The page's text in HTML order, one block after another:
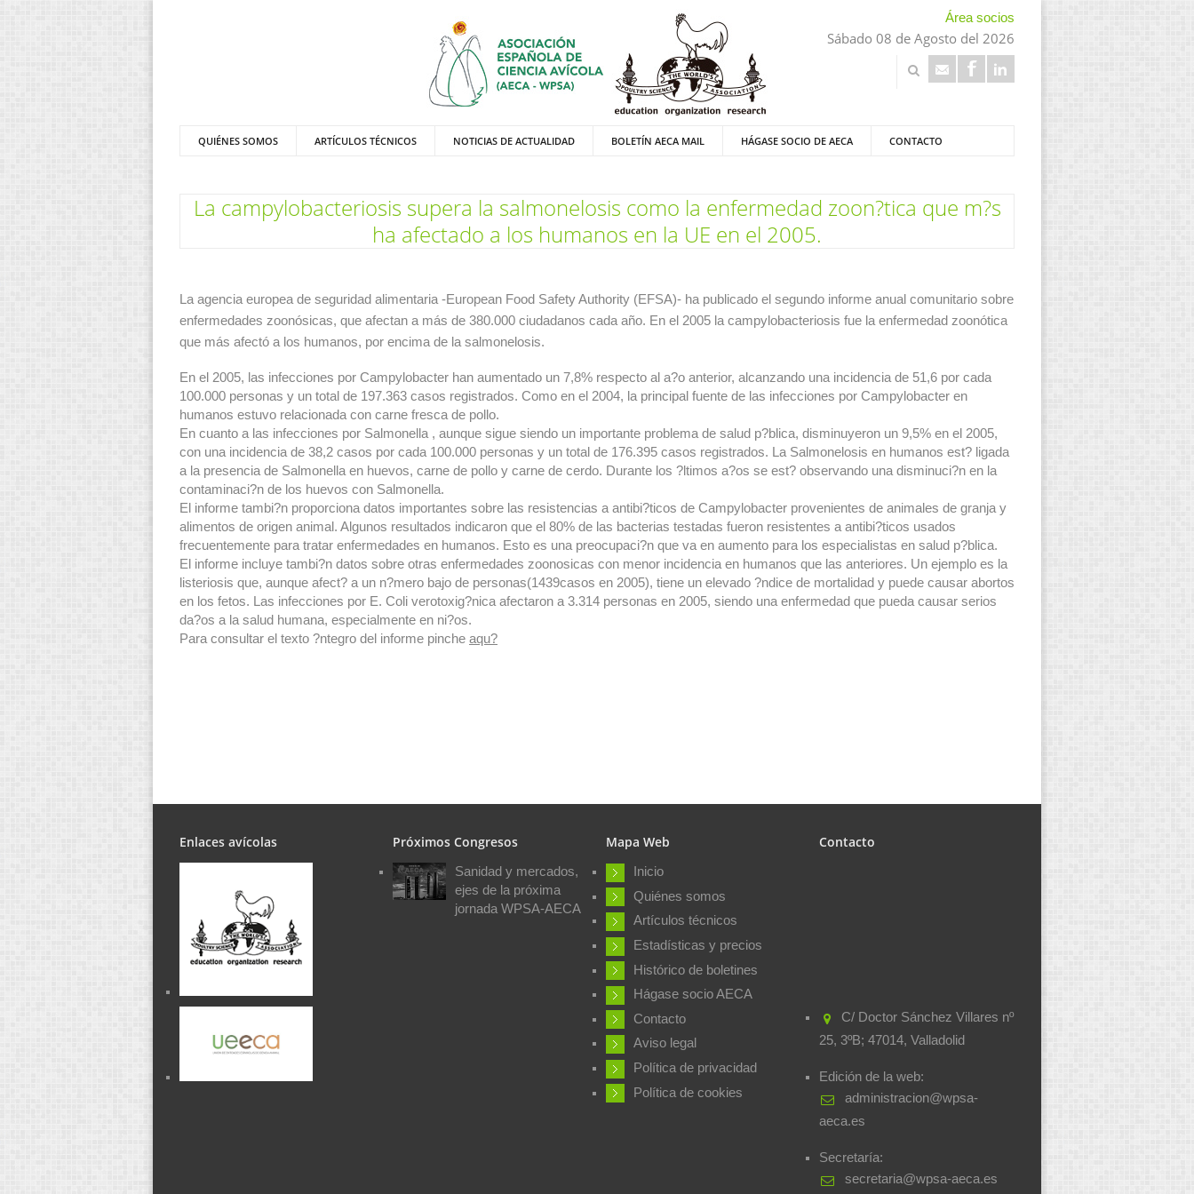
Área socios
Sábado 08 de Agosto del 2026
QUIÉNES SOMOS ARTÍCULOS TÉCNICOS NOTICIAS DE ACTUALIDAD BOLETÍN AECA MAIL HÁGASE SOCIO DE AECA CONTACTO
La campylobacteriosis supera la salmonelosis como la enfermedad zoon?tica que m?s
ha afectado a los humanos en la UE en el 2005.
La agencia europea de seguridad alimentaria -European Food Safety Authority (EFSA)- ha publicado el segundo informe anual comunitario sobre
enfermedades zoonósicas, que afectan a más de 380.000 ciudadanos cada año. En el 2005 la campylobacteriosis fue la enfermedad zoonótica
que más afectó a los humanos, por encima de la salmonelosis.
En el 2005, las infecciones por Campylobacter han aumentado un 7,8% respecto al a?o anterior, alcanzando una incidencia de 51,6 por cada
100.000 personas y un total de 197.363 casos registrados. Como en el 2004, la principal fuente de las infecciones por Campylobacter en
humanos estuvo relacionada con carne fresca de pollo.
En cuanto a las infecciones por Salmonella , aunque sigue siendo un importante problema de salud p?blica, disminuyeron un 9,5% en el 2005,
con una incidencia de 38,2 casos por cada 100.000 personas y un total de 176.395 casos registrados. La Salmonelosis en humanos est? ligada
a la presencia de Salmonella en huevos, carne de pollo y carne de cerdo. Durante los ?ltimos a?os se est? observando una disminuci?n en la
contaminaci?n de los huevos con Salmonella.
El informe tambi?n proporciona datos importantes sobre las resistencias a antibi?ticos de Campylobacter provenientes de animales de granja y
alimentos de origen animal. Algunos resultados indicaron que el 80% de las bacterias testadas fueron resistentes a antibi?ticos usados
frecuentemente para tratar enfermedades en humanos. Esto es una preocupaci?n que va en aumento para los especialistas en salud p?blica.
El informe incluye tambi?n datos sobre otras enfermedades zoonosicas con menor incidencia en humanos que las anteriores. Un ejemplo es la
listeriosis que, aunque afect? a un n?mero bajo de personas(1439casos en 2005), tiene un elevado ?ndice de mortalidad y puede causar abortos
en los fetos. Las infecciones por E. Coli verotoxig?nica afectaron a 3.314 personas en 2005, siendo una enfermedad que pueda causar serios
da?os a la salud humana, especialmente en ni?os.
Para consultar el texto ?ntegro del informe pinche aqu?
Enlaces avícolas Próximos Congresos
Sanidad y mercados,
ejes de la próxima
jornada WPSA-AECA
Mapa Web
Inicio
Quiénes somos
Artículos técnicos
Estadísticas y precios
Histórico de boletines
Hágase socio AECA
Contacto
Aviso legal
Política de privacidad
Política de cookies
Contacto
C/ Doctor Sánchez Villares nº
25, 3ºB; 47014, Valladolid
Edición de la web:
administracion@wpsa-
aeca.es
Secretaría:
secretaria@wpsa-aeca.es